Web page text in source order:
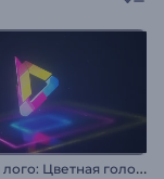
А
нимация лого: Цветная голограмма